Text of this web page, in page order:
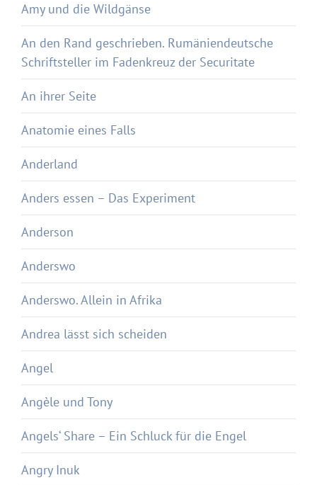
Amy und die Wildgänse
An den Rand geschrieben. Rumäniendeutsche
Schriftsteller im Fadenkreuz der Securitate
An ihrer Seite
Anatomie eines Falls
Anderland
Anders essen – Das Experiment
Anderson
Anderswo
Anderswo. Allein in Afrika
Andrea lässt sich scheiden
Angel
Angèle und Tony
Angels‘ Share – Ein Schluck für die Engel
Angry Inuk